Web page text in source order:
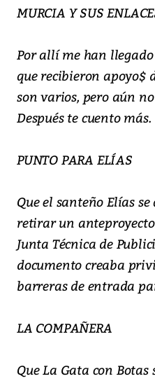
MURCIA Y SUS
Por allí me han
que recibieron apoyo$
son varios, pero aún
Después te cuento más.
PUNTO PARA ELÍAS
Que el santeño Elías
retirar un
Junta Técnica de
documento creaba
barreras de entrada
LA COMPAÑERA
Que La Gata con